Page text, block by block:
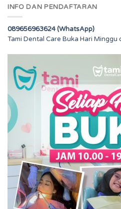
INFO DAN PENDAFTARAN
089656963624 (WhatsApp)
Tami Dental Care Buka Hari Minggu